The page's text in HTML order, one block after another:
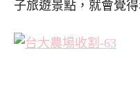
子旅遊景點，就會覺